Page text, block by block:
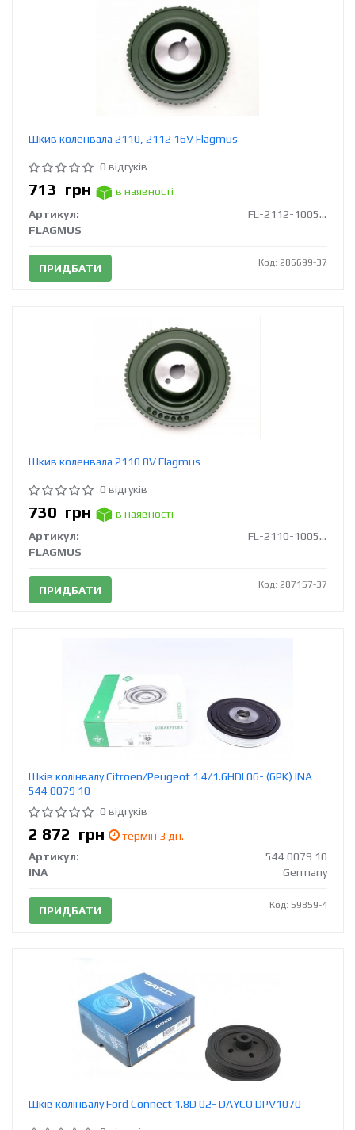
Шкив коленвала 2110, 2112 16V Flagmus
0 відгуків
713 грн
в наявності
Артикул:
FL-2112-1005058
FLAGMUS
ПРИДБАТИ Код: 286699-37
Шкив коленвала 2110 8V Flagmus
0 відгуків
730 грн
в наявності
Артикул:
FL-2110-1005058
FLAGMUS
ПРИДБАТИ Код: 287157-37
Шків колінвалу Citroen/Peugeot 1.4/1.6HDI 06- (6PK) INA
544 0079 10
0 відгуків
2 872 грн
термін 3 дн.
Артикул:
544 0079 10
INA
Germany
ПРИДБАТИ Код: 59859-4
Шків колінвалу Ford Connect 1.8D 02- DAYCO DPV1070